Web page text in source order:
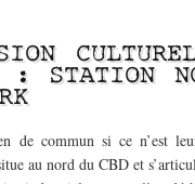
STATION
de commun si ce n’est
au nord du CBD et